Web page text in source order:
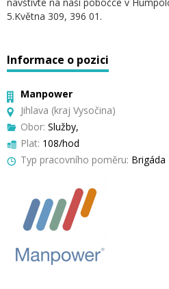
5.Května 309, 396 01.
Informace o pozici
Manpower
Jihlava (kraj Vysočina)
Obor: Služby,
Plat: 108/hod
Typ pracovního poměru: Brigáda